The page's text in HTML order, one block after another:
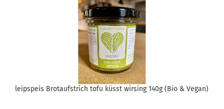
leipspeis Brotaufstrich tofu küsst wirsing 140g (Bio & Vegan)